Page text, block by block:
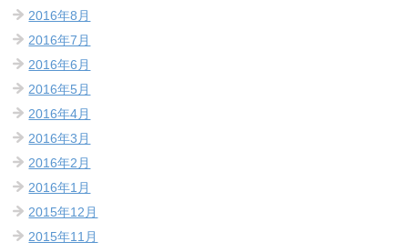
2016年8月
2016年7月
2016年6月
2016年5月
2016年4月
2016年3月
2016年2月
2016年1月
2015年12月
2015年11月